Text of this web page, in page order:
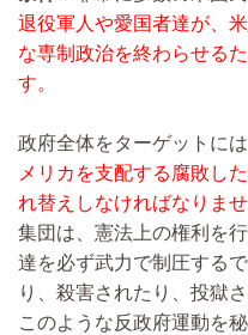
退役軍人や愛国者達が、
な専制政治を終わらせる
す。
政府全体をターゲットには
メリカを支配する腐敗し
れ替えしなければなりませ
集団は、憲法上の権利を
達を必ず武力で制圧する
り、殺害されたり、投獄
このような反政府運動を